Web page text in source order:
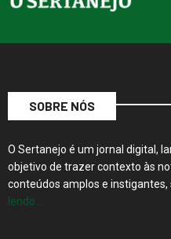
SOBRE NÓS
O Sertanejo é um jornal digital,
objetivo de trazer contexto às
conteúdos amplos e instigantes,
lendo…